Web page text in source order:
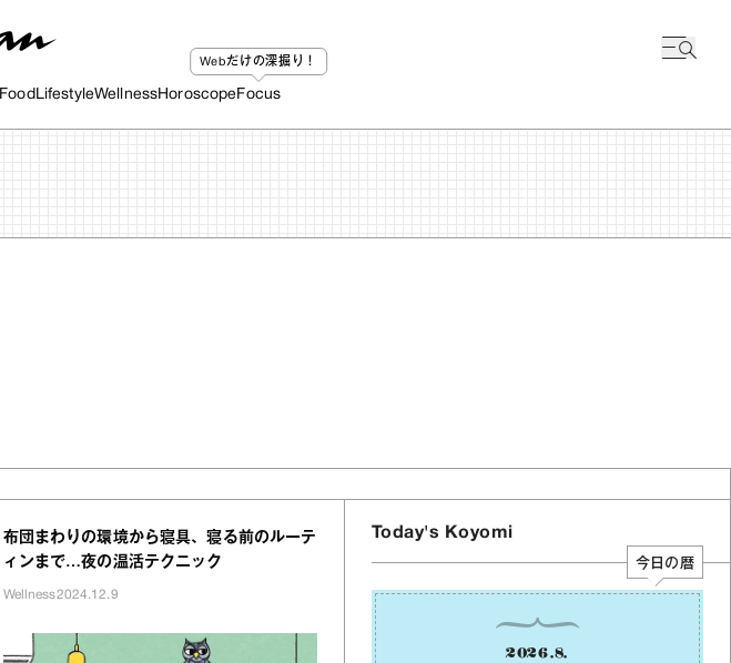
Food LifestyleWellnessHoroscope
Webだけの深掘り！
Focus
布団まわりの環境から寝具、寝る前のルーテ
ィンまで…夜の温活テクニック
Wellness2024.12.9
Today's Koyomi
今日の暦
2026.8.